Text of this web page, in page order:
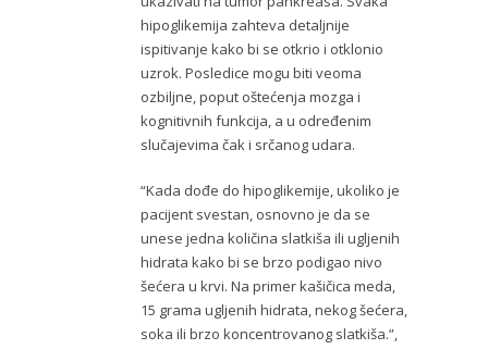
hipoglikemija zahteva detaljnije
ispitivanje kako bi se otkrio i otklonio
uzrok. Posledice mogu biti veoma
ozbiljne, poput oštećenja mozga i
kognitivnih funkcija, a u određenim
slučajevima čak i srčanog udara.
“Kada dođe do hipoglikemije, ukoliko je
pacijent svestan, osnovno je da se
unese jedna količina slatkiša ili ugljenih
hidrata kako bi se brzo podigao nivo
šećera u krvi. Na primer kašičica meda,
15 grama ugljenih hidrata, nekog šećera,
soka ili brzo koncentrovanog slatkiša.”,